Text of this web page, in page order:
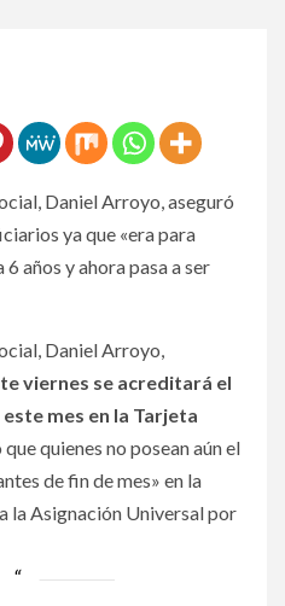
Daniel Arroyo, aseguró
ya que «era para
años y ahora pasa a ser
Daniel Arroyo,
viernes se acreditará el
mes en la Tarjeta
quienes no posean aún el
de fin de mes» en la
la Asignación Universal por